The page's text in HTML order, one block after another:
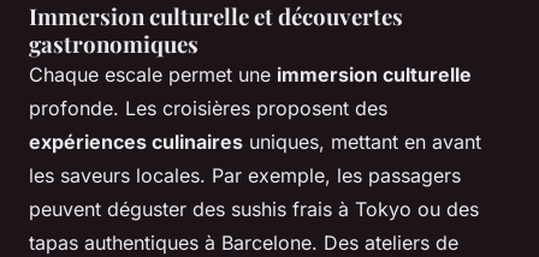
Immersion culturelle et découvertes
gastronomiques
Chaque escale permet une immersion culturelle
profonde. Les croisières proposent des
expériences culinaires uniques, mettant en avant
les saveurs locales. Par exemple, les passagers
peuvent déguster des sushis frais à Tokyo ou des
tapas authentiques à Barcelone. Des ateliers de